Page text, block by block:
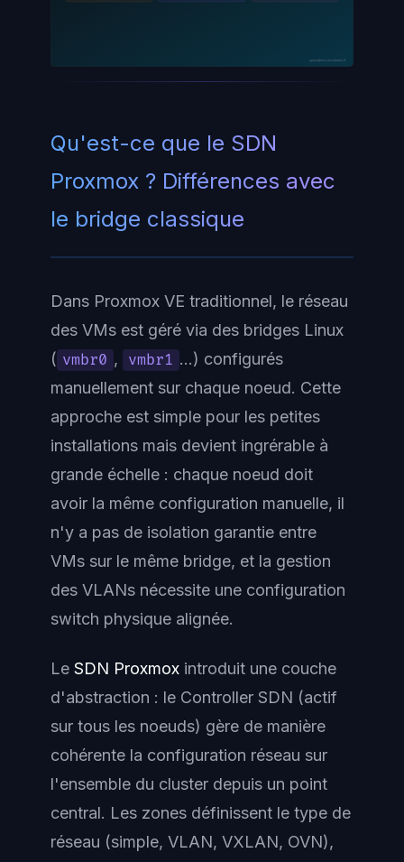
ayinedjimi-consultants.fr
Qu'est-ce que le SDN
Proxmox ? Différences avec
le bridge classique
Dans Proxmox VE traditionnel, le réseau
des VMs est géré via des bridges Linux
( vmbr0 , vmbr1 ...) configurés
manuellement sur chaque noeud. Cette
approche est simple pour les petites
installations mais devient ingrérable à
grande échelle : chaque noeud doit
avoir la même configuration manuelle, il
n'y a pas de isolation garantie entre
VMs sur le même bridge, et la gestion
des VLANs nécessite une configuration
switch physique alignée.
Le SDN Proxmox introduit une couche
d'abstraction : le Controller SDN (actif
sur tous les noeuds) gère de manière
cohérente la configuration réseau sur
l'ensemble du cluster depuis un point
central. Les zones définissent le type de
réseau (simple, VLAN, VXLAN, OVN),